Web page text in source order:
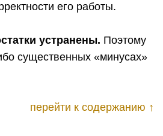
его работы.
устранены. Поэтому
существенных «минусах»
перейти к содержанию ↑